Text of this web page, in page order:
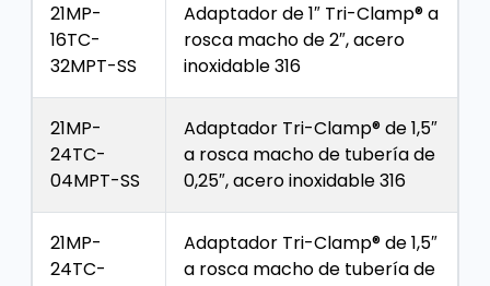
21MP-
16TC-
32MPT-SS
Adaptador de 1″ Tri-Clamp® a
rosca macho de 2″, acero
inoxidable 316
21MP-
24TC-
04MPT-SS
Adaptador Tri-Clamp® de 1,5″
a rosca macho de tubería de
0,25″, acero inoxidable 316
21MP-
24TC-
Adaptador Tri-Clamp® de 1,5″
a rosca macho de tubería de